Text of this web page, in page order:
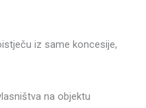
iz same koncesije,
na objektu